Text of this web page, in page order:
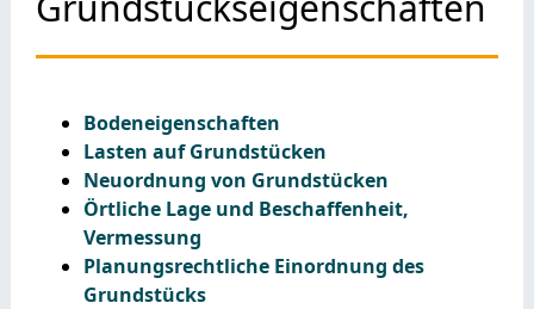
Bodeneigenschaften
Lasten auf Grundstücken
Neuordnung von Grundstücken
Örtliche Lage und Beschaffenheit,
Vermessung
Planungsrechtliche Einordnung des
Grundstücks